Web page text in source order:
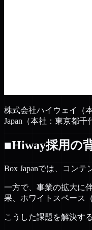
株式会社ハイウェイ（
Japan（本社：東京都
■Hiway採用の
Box Japanでは、コン
一方で、事業の拡大に
果、ホワイトスペース
こうした課題を解決す